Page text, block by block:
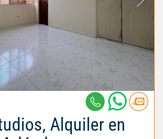
Alquiler en